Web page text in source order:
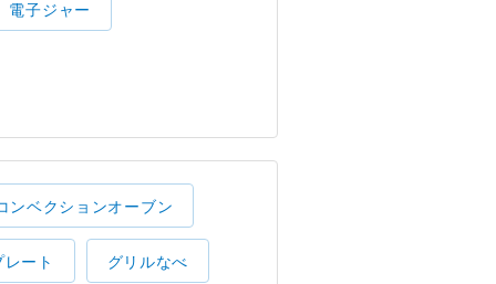
電子ジャー
ンベクションオーブン
ート グリルなべ